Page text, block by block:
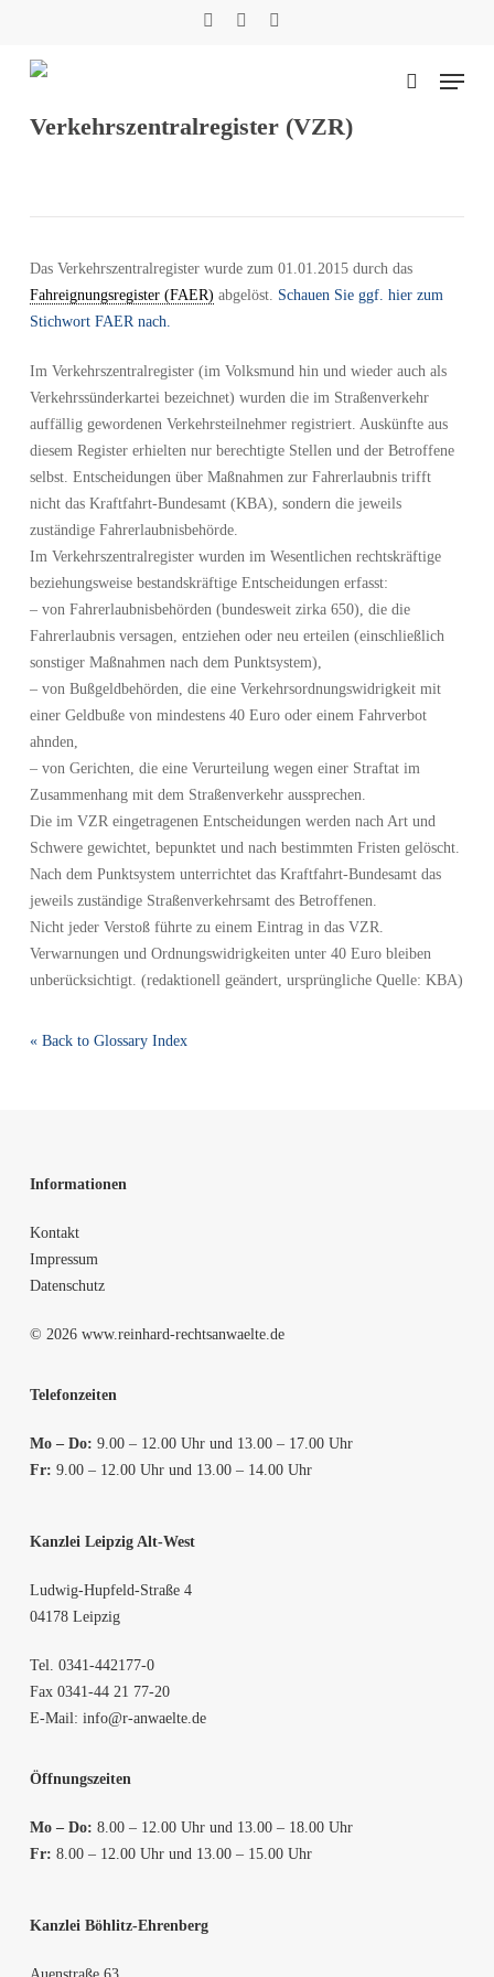
Menu
Verkehrszentralregister (VZR)
Das Verkehrszentralregister wurde zum 01.01.2015 durch das
Fahreignungsregister (FAER) abgelöst. Schauen Sie ggf. hier zum
Stichwort FAER nach.
Im Verkehrszentralregister (im Volksmund hin und wieder auch als
Verkehrssünderkartei bezeichnet) wurden die im Straßenverkehr
auffällig gewordenen Verkehrsteilnehmer registriert. Auskünfte aus
diesem Register erhielten nur berechtigte Stellen und der Betroffene
selbst. Entscheidungen über Maßnahmen zur Fahrerlaubnis trifft
nicht das Kraftfahrt-Bundesamt (KBA), sondern die jeweils
zuständige Fahrerlaubnisbehörde.
Im Verkehrszentralregister wurden im Wesentlichen rechtskräftige
beziehungsweise bestandskräftige Entscheidungen erfasst:
– von Fahrerlaubnisbehörden (bundesweit zirka 650), die die
Fahrerlaubnis versagen, entziehen oder neu erteilen (einschließlich
sonstiger Maßnahmen nach dem Punktsystem),
– von Bußgeldbehörden, die eine Verkehrsordnungswidrigkeit mit
einer Geldbuße von mindestens 40 Euro oder einem Fahrverbot
ahnden,
– von Gerichten, die eine Verurteilung wegen einer Straftat im
Zusammenhang mit dem Straßenverkehr aussprechen.
Die im VZR eingetragenen Entscheidungen werden nach Art und
Schwere gewichtet, bepunktet und nach bestimmten Fristen gelöscht.
Nach dem Punktsystem unterrichtet das Kraftfahrt-Bundesamt das
jeweils zuständige Straßenverkehrsamt des Betroffenen.
Nicht jeder Verstoß führte zu einem Eintrag in das VZR.
Verwarnungen und Ordnungswidrigkeiten unter 40 Euro bleiben
unberücksichtigt. (redaktionell geändert, ursprüngliche Quelle: KBA)
« Back to Glossary Index
Informationen
Kontakt
Impressum
Datenschutz
© 2026 www.reinhard-rechtsanwaelte.de
Telefonzeiten
Mo – Do: 9.00 – 12.00 Uhr und 13.00 – 17.00 Uhr
Fr: 9.00 – 12.00 Uhr und 13.00 – 14.00 Uhr
Kanzlei Leipzig Alt-West
Ludwig-Hupfeld-Straße 4
04178 Leipzig
Tel. 0341-442177-0
Fax 0341-44 21 77-20
E-Mail: info@r-anwaelte.de
Öffnungszeiten
Mo – Do: 8.00 – 12.00 Uhr und 13.00 – 18.00 Uhr
Fr: 8.00 – 12.00 Uhr und 13.00 – 15.00 Uhr
Kanzlei Böhlitz-Ehrenberg